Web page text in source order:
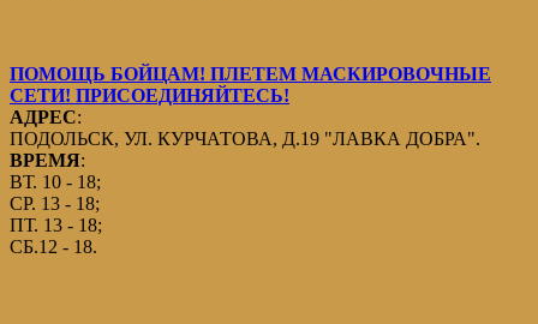
ПОМОЩЬ БОЙЦАМ! ПЛЕТЕМ МАСКИРОВОЧНЫЕ
СЕТИ! ПРИСОЕДИНЯЙТЕСЬ!
АДРЕС:
ПОДОЛЬСК, УЛ. КУРЧАТОВА, Д.19 "ЛАВКА ДОБРА".
ВРЕМЯ:
ВТ. 10 - 18;
СР. 13 - 18;
ПТ. 13 - 18;
СБ.12 - 18.